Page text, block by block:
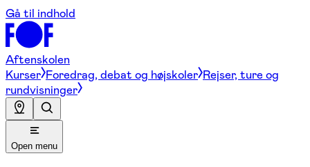
Gå til indhold
Aftenskolen
Kurser Foredrag, debat og højskoler Rejser, ture og
rundvisninger
Open menu